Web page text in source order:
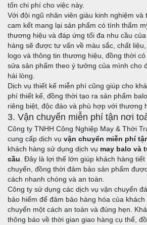
tốn chi phí cho việc này.
Với đội ngũ nhân viên giàu kinh nghiệm và
cam kết mang lại sản phẩm có tính thẩm
thương hiệu và đáp ứng tối đa nhu cầu
hàng sẽ được tư vấn về màu sắc, chất
logo và thông tin thương hiệu, đồng thời
sửa sản phẩm theo ý tưởng của mình cho
hài lòng.
Dịch vụ thiết kế miễn phí cũng giúp cho
phí thiết kế, đồng thời tạo ra sản phẩm
riêng biệt, độc đáo và phù hợp với thương
3. Vận chuyển miễn phí tận nơi
Công ty TNHH Công Nghiệp May & Thời
cung cấp dịch vụ vận chuyển miễn phí
khách hàng sử dụng dịch vụ may balo và
cầu. Đây là lợi thế lớn giúp khách hàng tiết
chuyển, đồng thời đảm bảo sản phẩm
cách nhanh chóng và an toàn.
Công ty sử dụng các dịch vụ vận chuyển
bảo hiểm để đảm bảo hàng hóa của
chuyển một cách an toàn và đúng hẹn.
thông báo về thời gian giao hàng cụ thể,